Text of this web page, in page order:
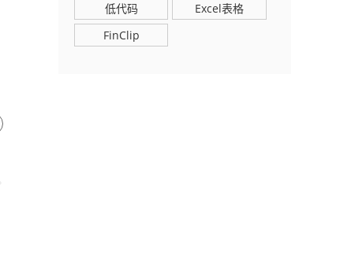
低代码
Excel表格
FinClip